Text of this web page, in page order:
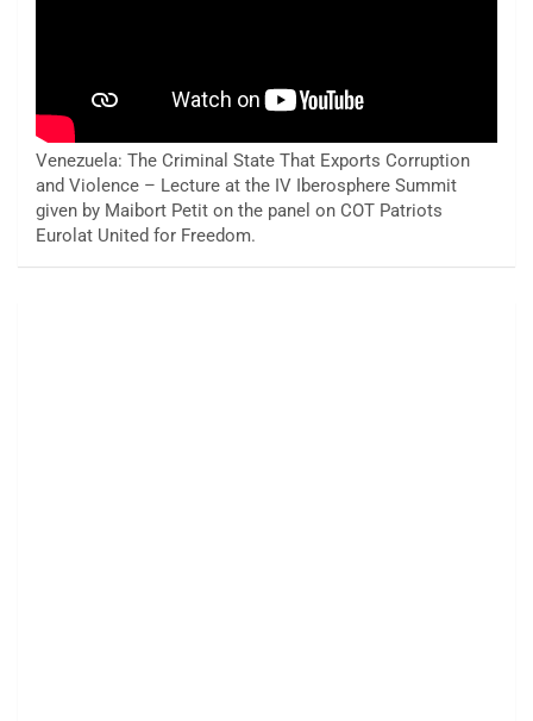
Venezuela: The Criminal State That Exports Corruption
and Violence – Lecture at the IV Iberosphere Summit
given by Maibort Petit on the panel on COT Patriots
Eurolat United for Freedom.